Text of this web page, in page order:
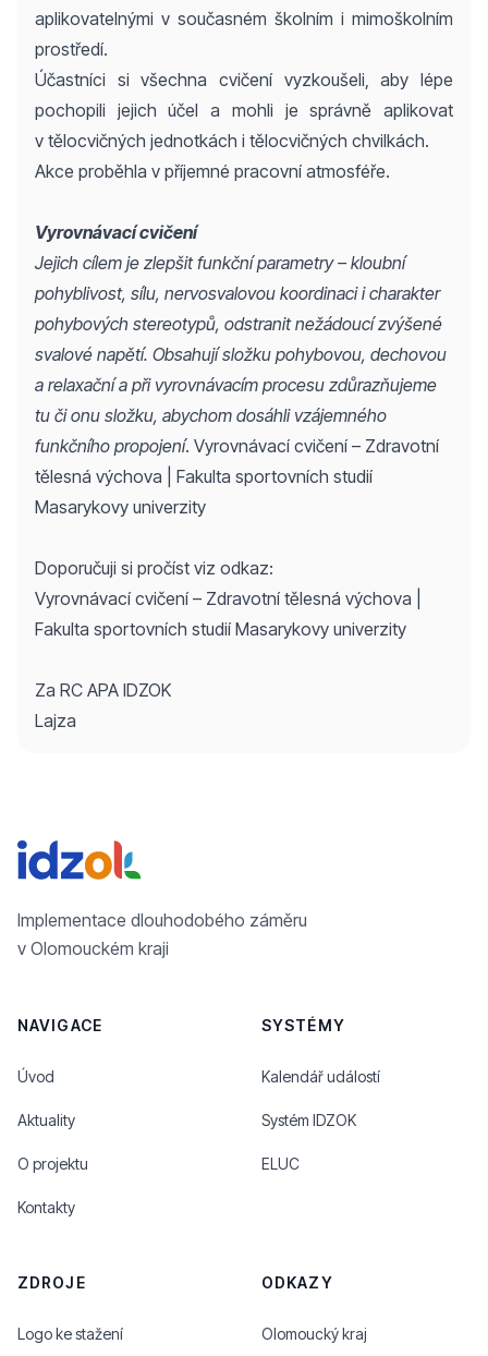
aplikovatelnými v současném školním i mimoškolním
prostředí.
Účastníci si všechna cvičení vyzkoušeli, aby lépe
pochopili jejich účel a mohli je správně aplikovat
v tělocvičných jednotkách i tělocvičných chvilkách.
Akce proběhla v příjemné pracovní atmosféře.
Vyrovnávací cvičení
Jejich cílem je zlepšit funkční parametry – kloubní
pohyblivost, sílu, nervosvalovou koordinaci i charakter
pohybových stereotypů, odstranit nežádoucí zvýšené
svalové napětí. Obsahují složku pohybovou, dechovou
a relaxační a při vyrovnávacím procesu zdůrazňujeme
tu či onu složku, abychom dosáhli vzájemného
funkčního propojení. Vyrovnávací cvičení – Zdravotní
tělesná výchova | Fakulta sportovních studií
Masarykovy univerzity
Doporučuji si pročíst viz odkaz:
Vyrovnávací cvičení – Zdravotní tělesná výchova |
Fakulta sportovních studií Masarykovy univerzity
Za RC APA IDZOK
Lajza
Implementace dlouhodobého záměru
v Olomouckém kraji
NAVIGACE
Úvod
Aktuality
O projektu
Kontakty
SYSTÉMY
Kalendář událostí
Systém IDZOK
ELUC
ZDROJE
Logo ke stažení
ODKAZY
Olomoucký kraj